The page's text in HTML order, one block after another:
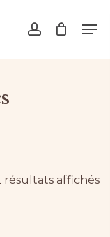
account
résultats affichés